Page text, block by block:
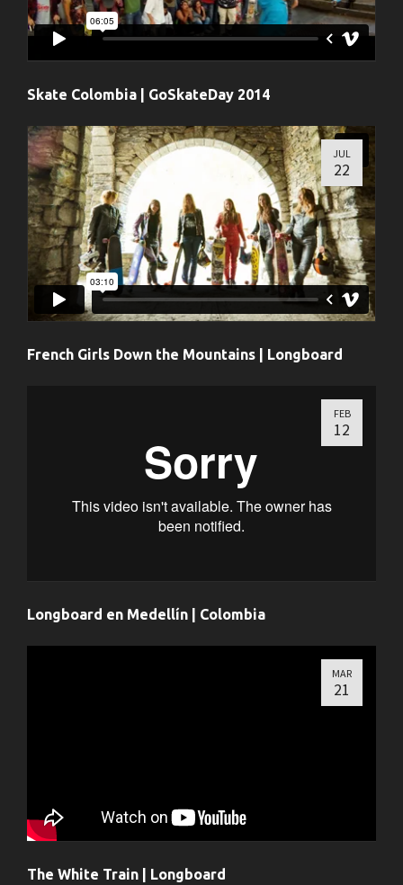
Skate Colombia | GoSkateDay 2014
JUL
22
French Girls Down the Mountains | Longboard
FEB
12
Longboard en Medellín | Colombia
MAR
21
The White Train | Longboard